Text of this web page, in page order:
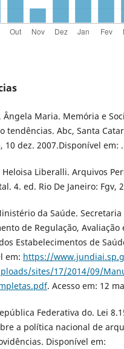
Ângela Maria. Memória e
tendências. Abc, Santa
10 dez. 2007.Disponível em:
Heloisa Liberalli. Arquivos
4. ed. Rio De Janeiro: Fgv,
da Saúde.
de Regulação,
Estabelecimentos de
em: https://
sites/17/2014/09/
. Acesso em: 12
Federativa do. Lei
a política nacional de
Disponível em: